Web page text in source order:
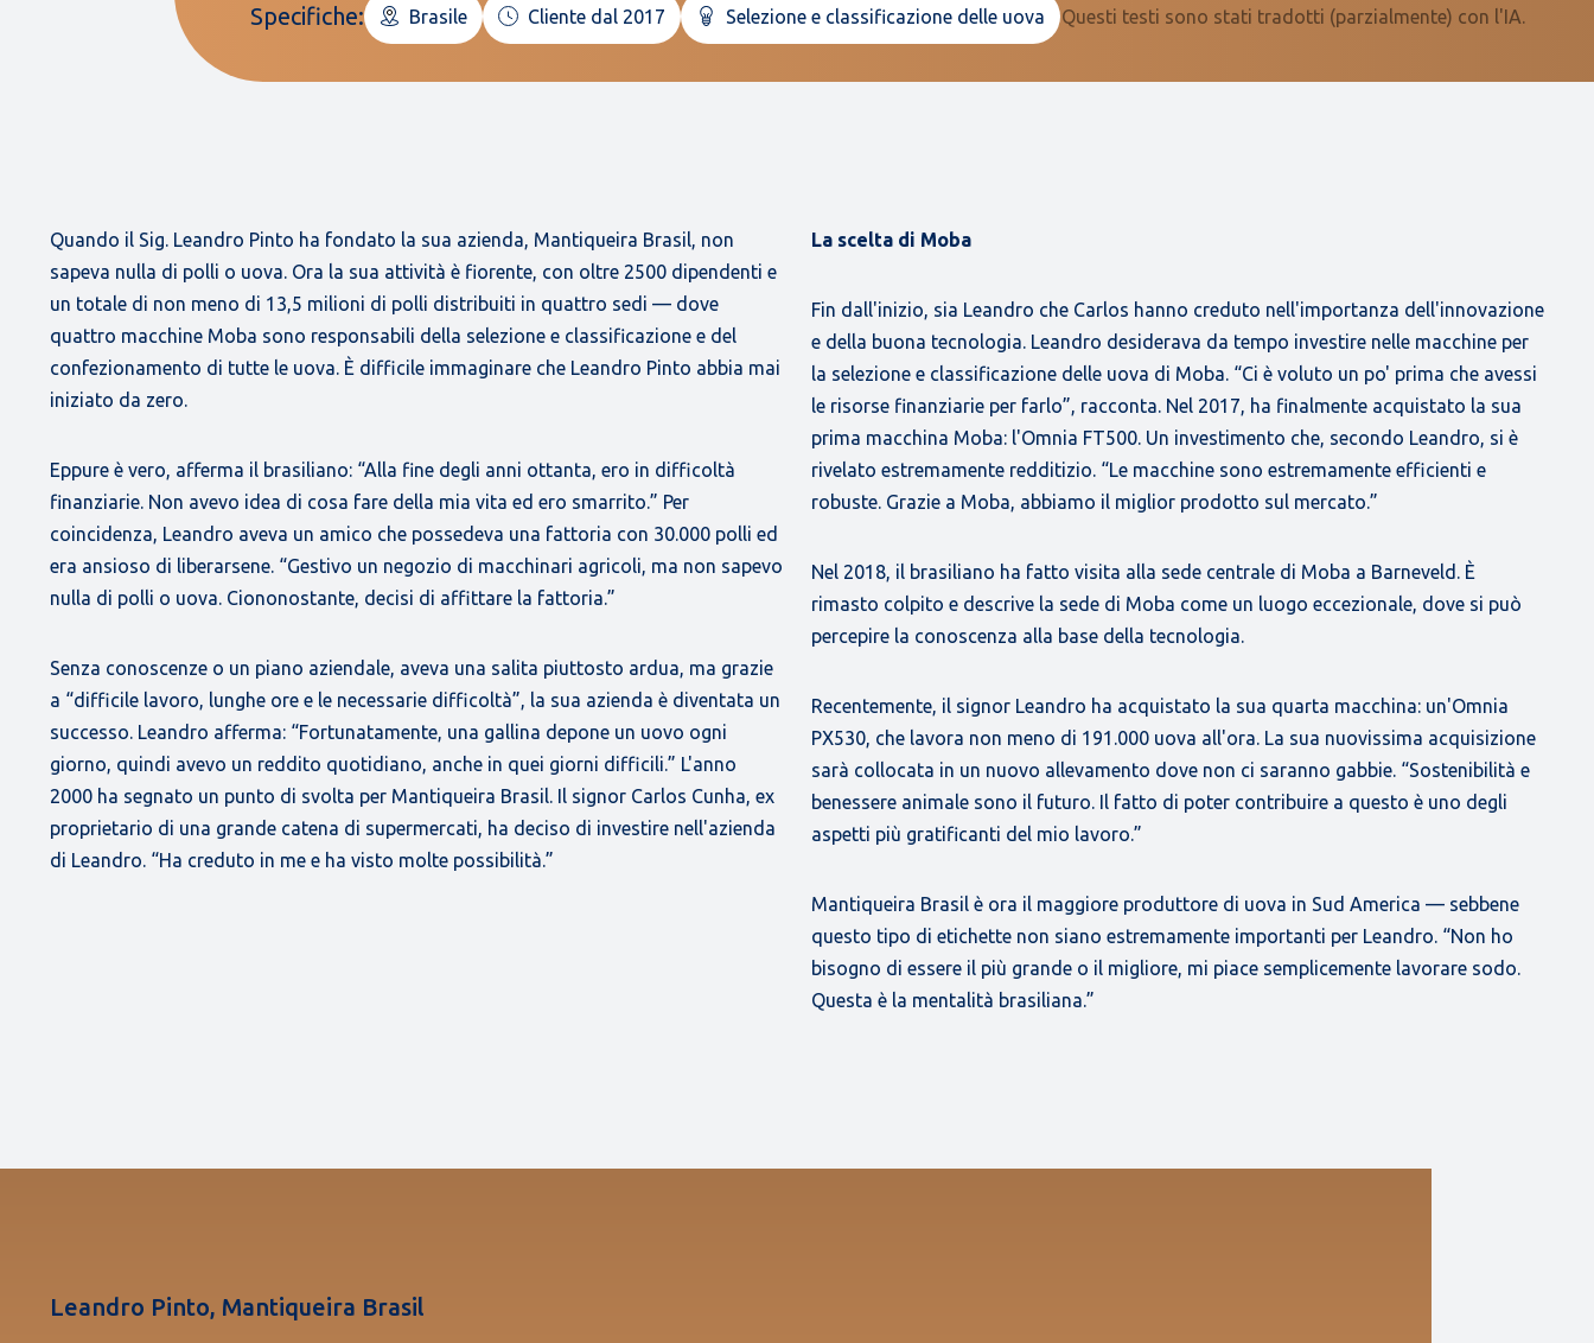
Specifiche: Brasile Cliente dal 2017 Selezione e classificazione delle uova Questi testi sono stati tradotti (parzialmente) con l'IA.
Quando il Sig. Leandro Pinto ha fondato la sua azienda, Mantiqueira Brasil, non
sapeva nulla di polli o uova. Ora la sua attività è fiorente, con oltre 2500 dipendenti e
un totale di non meno di 13,5 milioni di polli distribuiti in quattro sedi — dove
quattro macchine Moba sono responsabili della selezione e classificazione e del
confezionamento di tutte le uova. È difficile immaginare che Leandro Pinto abbia mai
iniziato da zero.
Eppure è vero, afferma il brasiliano: “Alla fine degli anni ottanta, ero in difficoltà
finanziarie. Non avevo idea di cosa fare della mia vita ed ero smarrito.” Per
coincidenza, Leandro aveva un amico che possedeva una fattoria con 30.000 polli ed
era ansioso di liberarsene. “Gestivo un negozio di macchinari agricoli, ma non sapevo
nulla di polli o uova. Ciononostante, decisi di affittare la fattoria.”
Senza conoscenze o un piano aziendale, aveva una salita piuttosto ardua, ma grazie
a “difficile lavoro, lunghe ore e le necessarie difficoltà”, la sua azienda è diventata un
successo. Leandro afferma: “Fortunatamente, una gallina depone un uovo ogni
giorno, quindi avevo un reddito quotidiano, anche in quei giorni difficili.” L'anno
2000 ha segnato un punto di svolta per Mantiqueira Brasil. Il signor Carlos Cunha, ex
proprietario di una grande catena di supermercati, ha deciso di investire nell'azienda
di Leandro. “Ha creduto in me e ha visto molte possibilità.”
La scelta di Moba
Fin dall'inizio, sia Leandro che Carlos hanno creduto nell'importanza dell'innovazione
e della buona tecnologia. Leandro desiderava da tempo investire nelle macchine per
la selezione e classificazione delle uova di Moba. “Ci è voluto un po' prima che avessi
le risorse finanziarie per farlo”, racconta. Nel 2017, ha finalmente acquistato la sua
prima macchina Moba: l'Omnia FT500. Un investimento che, secondo Leandro, si è
rivelato estremamente redditizio. “Le macchine sono estremamente efficienti e
robuste. Grazie a Moba, abbiamo il miglior prodotto sul mercato.”
Nel 2018, il brasiliano ha fatto visita alla sede centrale di Moba a Barneveld. È
rimasto colpito e descrive la sede di Moba come un luogo eccezionale, dove si può
percepire la conoscenza alla base della tecnologia.
Recentemente, il signor Leandro ha acquistato la sua quarta macchina: un'Omnia
PX530, che lavora non meno di 191.000 uova all'ora. La sua nuovissima acquisizione
sarà collocata in un nuovo allevamento dove non ci saranno gabbie. “Sostenibilità e
benessere animale sono il futuro. Il fatto di poter contribuire a questo è uno degli
aspetti più gratificanti del mio lavoro.”
Mantiqueira Brasil è ora il maggiore produttore di uova in Sud America — sebbene
questo tipo di etichette non siano estremamente importanti per Leandro. “Non ho
bisogno di essere il più grande o il migliore, mi piace semplicemente lavorare sodo.
Questa è la mentalità brasiliana.”
Leandro Pinto, Mantiqueira Brasil